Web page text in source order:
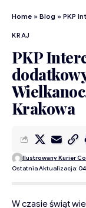
Home » Blog » PKP
KRAJ
PKP
Krakowa
Ostatnia Aktualizacja: 04/
Ilustrowany Kurier
W czasie świąt